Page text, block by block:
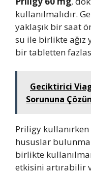
kullanılmalıdır.
yaklaşık bir saat
su ile birlikte ağız
bir tabletten
Geciktirici
Sorununa
Priligy
hususlar
birlikte
etkisini artırabilir